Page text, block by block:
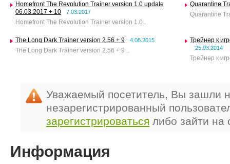
Homefront The Revolution Trainer version 1.0 update
06.03.2017 + 10
7.03.2017
Homefront The Revolution Trainer version 1.0..
Quarantine
Quarantine
The Long Dark Trainer version 2.56 + 9 4.08.2015
The Long Dark Trainer version 2.56 + 9 ..
Трейнер к
25.03.2014
Трейнер к
Уважаемый посетитель, Вы зашли
незарегистрированный
зарегистрироваться либо зайти на
Информация